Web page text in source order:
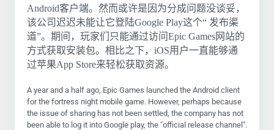
Android客户端。然而或许是因为分成问题没谈妥，
该公司迟迟未能让它登陆Google Play这个“ 发布渠
道”。期间，玩家们只能通过访问Epic Games网站的
方式获取安装包。相比之下，iOS用户一直能够通
过苹果App Store来轻松获取资源。
A year and a half ago, Epic Games launched the Android client
for the fortress night mobile game. However, perhaps because
the issue of sharing has not been settled, the company has not
been able to log it into Google play, the "official release channel".